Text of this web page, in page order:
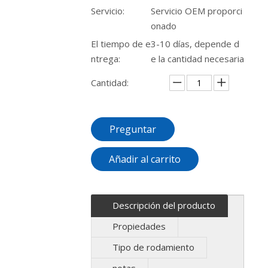
Servicio:
Servicio OEM proporci
onado
El tiempo de e
ntrega:
3-10 días, depende d
e la cantidad necesaria
Cantidad:
Preguntar
Añadir al carrito
Descripción del producto
Propiedades
Tipo de rodamiento